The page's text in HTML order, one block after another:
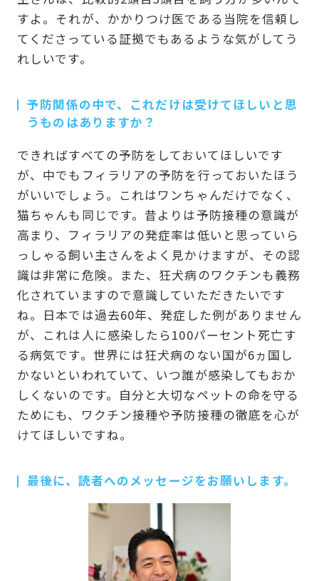
すよ。それが、かかりつけ医である当院を信頼し
てくださっている証拠でもあるような気がしてう
れしいです。
予防関係の中で、これだけは受けてほしいと思
うものはありますか？
できればすべての予防をしておいてほしいです
が、中でもフィラリアの予防を行っておいたほう
がいいでしょう。これはワンちゃんだけでなく、
猫ちゃんも同じです。昔よりは予防接種の意識が
高まり、フィラリアの発症率は低いと思っていら
っしゃる飼い主さんをよく見かけますが、その認
識は非常に危険。また、狂犬病のワクチンも義務
化されていますので意識していただきたいです
ね。日本では過去60年、発症した例がありません
が、これは人に感染したら100パーセント死亡す
る病気です。世界には狂犬病のない国が6ヵ国し
かないといわれていて、いつ誰が感染してもおか
しくないのです。自分と大切なペットの命を守る
ためにも、ワクチン接種や予防接種の徹底を心が
けてほしいですね。
最後に、読者へのメッセージをお願いします。